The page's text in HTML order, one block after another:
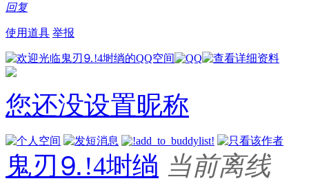
回复
使用道具 举报
您还没设置昵称
鬼刃⒐!4埘绱 当前离线